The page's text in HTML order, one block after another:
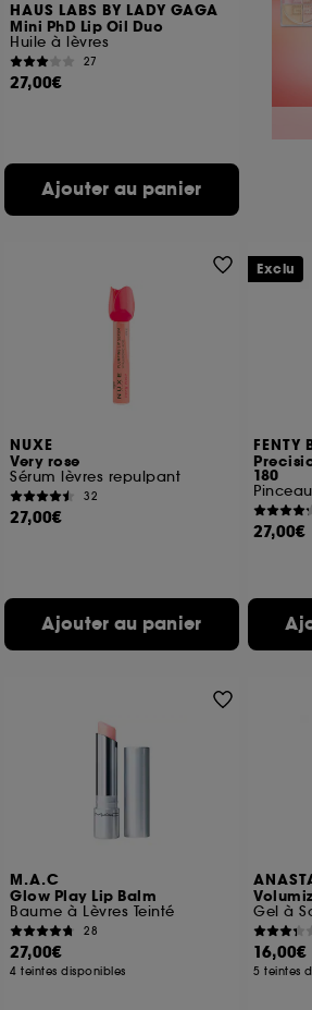
HAUS LABS BY LADY GAGA
Mini PhD Lip Oil Duo
Huile à lèvres
27
27,00€
Ajouter au panier
NUXE
Very rose
Sérum lèvres repulpant
32
27,00€
Ajouter au panier
FENTY
180
27,00€
Exclu
M.A.C
Glow Play Lip Balm
Baume à Lèvres Teinté
28
27,00€
4 teintes disponibles
Gel à
16,00€
5 teintes